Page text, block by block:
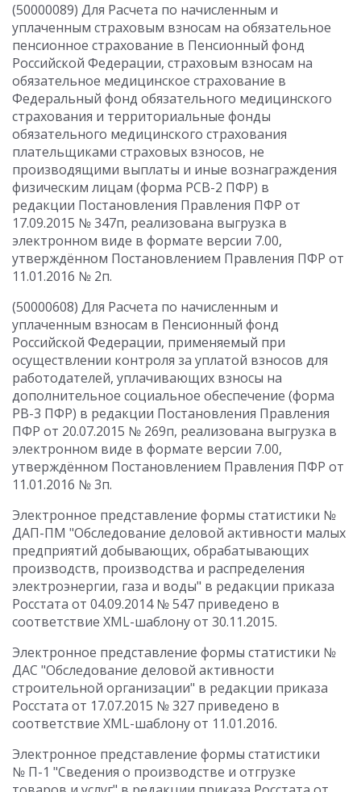
(50000089) Для Расчета по начисленным и
уплаченным страховым взносам на обязательное
пенсионное страхование в Пенсионный фонд
Российской Федерации, страховым взносам на
обязательное медицинское страхование в
Федеральный фонд обязательного медицинского
страхования и территориальные фонды
обязательного медицинского страхования
плательщиками страховых взносов, не
производящими выплаты и иные вознаграждения
физическим лицам (форма РСВ-2 ПФР) в
редакции Постановления Правления ПФР от
17.09.2015 № 347п, реализована выгрузка в
электронном виде в формате версии 7.00,
утверждённом Постановлением Правления ПФР от
11.01.2016 № 2п.
(50000608) Для Расчета по начисленным и
уплаченным взносам в Пенсионный фонд
Российской Федерации, применяемый при
осуществлении контроля за уплатой взносов для
работодателей, уплачивающих взносы на
дополнительное социальное обеспечение (форма
РВ-3 ПФР) в редакции Постановления Правления
ПФР от 20.07.2015 № 269п, реализована выгрузка в
электронном виде в формате версии 7.00,
утверждённом Постановлением Правления ПФР от
11.01.2016 № 3п.
Электронное представление формы статистики №
ДАП-ПМ "Обследование деловой активности малых
предприятий добывающих, обрабатывающих
производств, производства и распределения
электроэнергии, газа и воды" в редакции приказа
Росстата от 04.09.2014 № 547 приведено в
соответствие XML-шаблону от 30.11.2015.
Электронное представление формы статистики №
ДАС "Обследование деловой активности
строительной организации" в редакции приказа
Росстата от 17.07.2015 № 327 приведено в
соответствие XML-шаблону от 11.01.2016.
Электронное представление формы статистики
№ П-1 "Сведения о производстве и отгрузке